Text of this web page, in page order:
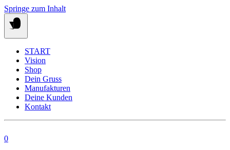
Springe zum Inhalt
START
Vision
Shop
Dein Gruss
Manufakturen
Deine Kunden
Kontakt
0